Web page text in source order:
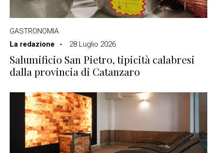
GASTRONOMIA
La redazione
28 Luglio 2026
Salumificio San Pietro, tipicità calabresi
dalla provincia di Catanzaro